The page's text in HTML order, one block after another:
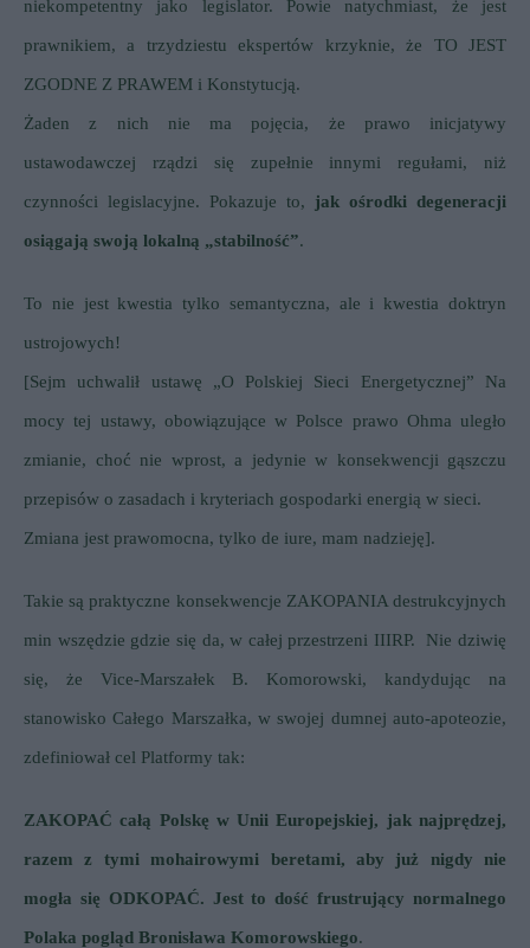
niekompetentny jako legislator. Powie natychmiast, że jest
prawnikiem, a trzydziestu ekspertów krzyknie, że TO JEST
ZGODNE Z PRAWEM i Konstytucją.
Żaden z nich nie ma pojęcia, że prawo inicjatywy
ustawodawczej rządzi się zupełnie innymi regułami, niż
czynności legislacyjne. Pokazuje to, jak ośrodki degeneracji
osiągają swoją lokalną „stabilność”.
To nie jest kwestia tylko semantyczna, ale i kwestia doktryn
ustrojowych!
[Sejm uchwalił ustawę „O Polskiej Sieci Energetycznej” Na
mocy tej ustawy, obowiązujące w Polsce prawo Ohma uległo
zmianie, choć nie wprost, a jedynie w konsekwencji gąszczu
przepisów o zasadach i kryteriach gospodarki energią w sieci.
Zmiana jest prawomocna, tylko de iure, mam nadzieję].
Takie są praktyczne konsekwencje ZAKOPANIA destrukcyjnych
min wszędzie gdzie się da, w całej przestrzeni IIIRP. Nie dziwię
się, że Vice-Marszałek B. Komorowski, kandydując na
stanowisko Całego Marszałka, w swojej dumnej auto-apoteozie,
zdefiniował cel Platformy tak:
ZAKOPAĆ całą Polskę w Unii Europejskiej, jak najprędzej,
razem z tymi mohairowymi beretami, aby już nigdy nie
mogła się ODKOPAĆ. Jest to dość frustrujący normalnego
Polaka pogląd Bronisława Komorowskiego.